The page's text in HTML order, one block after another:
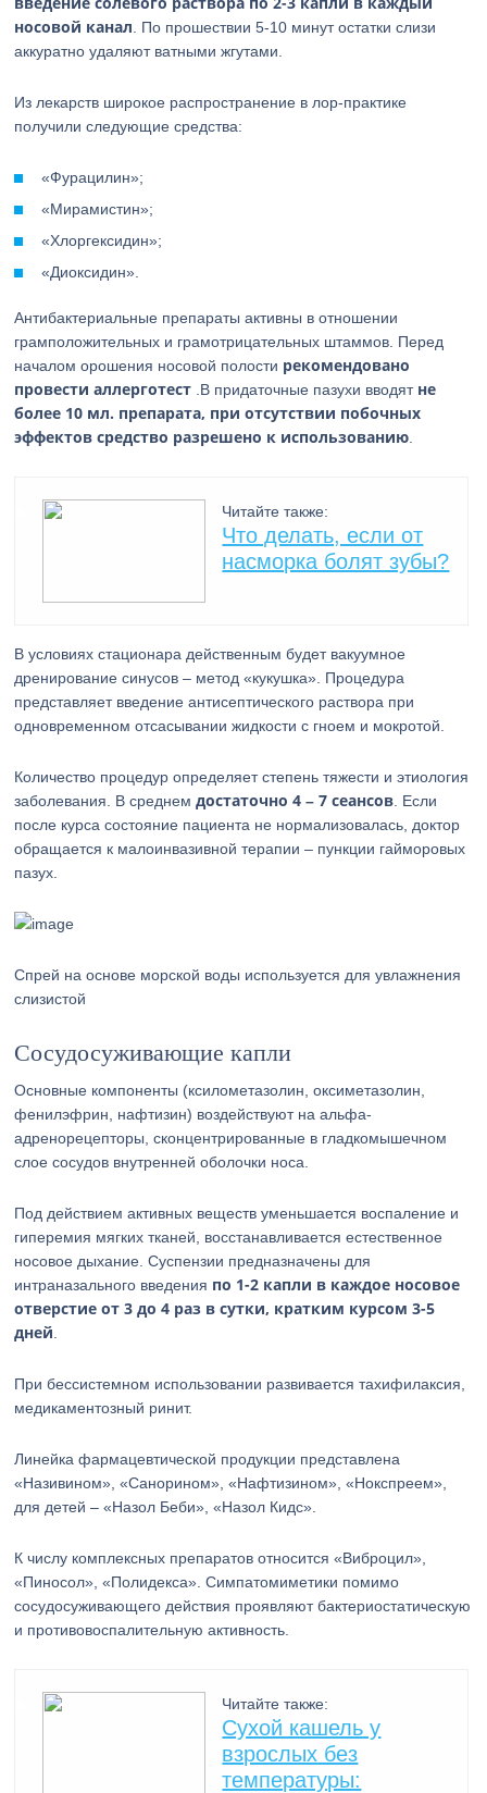
носовой канал . По прошествии 5-10 минут остатки слизи
аккуратно удаляют ватными жгутами.
Из лекарств широкое распространение в лор-практике
получили следующие средства:
«Фурацилин»;
«Мирамистин»;
«Хлоргексидин»;
«Диоксидин».
Антибактериальные препараты активны в отношении
грамположительных и грамотрицательных штаммов. Перед
началом орошения носовой полости рекомендовано
провести аллерготест .В придаточные пазухи вводят не
более 10 мл. препарата, при отсутствии побочных
эффектов средство разрешено к использованию
Читайте также:
Что делать, если от
насморка болят зубы?
В условиях стационара действенным будет вакуумное
дренирование синусов – метод «кукушка». Процедура
представляет введение антисептического раствора при
одновременном отсасывании жидкости с гноем и мокротой.
Количество процедур определяет степень тяжести и этиология
заболевания. В среднемдостаточно 4 – 7 сеансов . Если
после курса состояние пациента не нормализовалась, доктор
обращается к малоинвазивной терапии – пункции гайморовых
пазух.
Спрей на основе морской воды используется для увлажнения
слизистой
Сосудосуживающие капли
Основные компоненты (ксилометазолин, оксиметазолин,
фенилэфрин, нафтизин) воздействуют на альфа-
адренорецепторы, сконцентрированные в гладкомышечном
слое сосудов внутренней оболочки носа.
Под действием активных веществ уменьшается воспаление и
гиперемия мягких тканей, восстанавливается естественное
носовое дыхание. Суспензии предназначены для
интраназального введения по 1-2 капли в каждое носовое
отверстие от 3 до 4 раз в сутки, кратким курсом 3-5
дней
При бессистемном использовании развивается тахифилаксия,
медикаментозный ринит.
Линейка фармацевтической продукции представлена
«Називином», «Санорином», «Нафтизином», «Нокспреем»,
для детей – «Назол Беби», «Назол Кидс».
К числу комплексных препаратов относится «Виброцил»,
«Пиносол», «Полидекса». Симпатомиметики помимо
сосудосуживающего действия проявляют бактериостатическую
и противовоспалительную активность.
Читайте также:
Сухой кашель у
взрослых без
температуры: